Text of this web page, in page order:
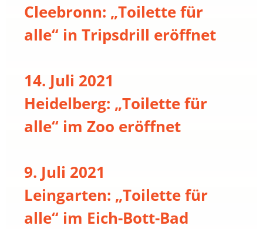
Cleebronn: „Toilette für
alle“ in Tripsdrill eröffnet
14. Juli 2021
Heidelberg: „Toilette für
alle“ im Zoo eröffnet
9. Juli 2021
Leingarten: „Toilette für
alle“ im Eich-Bott-Bad